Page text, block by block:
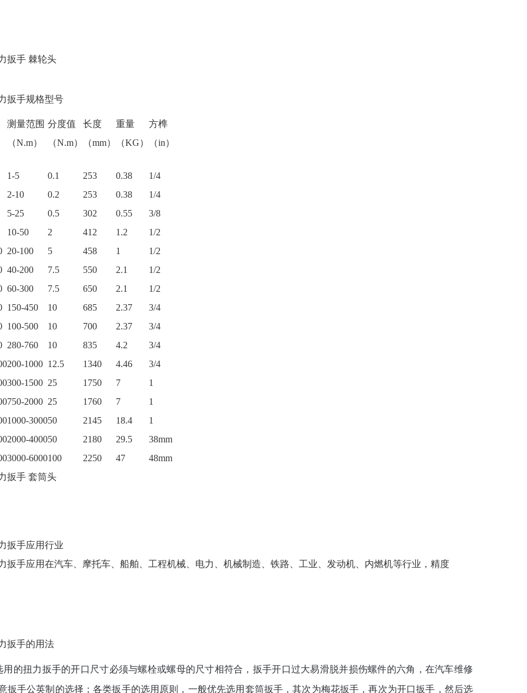
扳手 棘轮头
扳手规格型号
测量范围
（N.m）
分度值
（N.m）
长度
（mm）
重量
（KG）
方榫
（in）
1-5 0.1 253 0.38
1/4
2-10
0.2 253 0.38
1/4
5-25
0.5 302 0.55
3/8
10-50
2 412 1.2
1/2
20-100 5 458 1
1/2
40-200 7.5 550 2.1
1/2
60-300 7.5 650 2.1
1/2
150-450 10 685 2.37
3/4
100-500 10 700 2.37
3/4
280-760 10 835 4.2
3/4
200-1000 12.5 1340 4.46
3/4
300-1500 25 1750 7
1
750-2000 25 1760 7
1
1000-300050 2145 18.4
1
2000-400050 2180 29.5
38mm
3000-6000100 2250 47
48mm
扳手 套筒头
扳手应用行业
扳手应用在汽车、摩托车、船舶、工程机械、电力、机械制造、铁路、工业、发动机、内燃机等行业，精度
扳手的用法
用的扭力扳手的开口尺寸必须与螺栓或螺母的尺寸相符合，扳手开口过大易滑脱并损伤螺件的六角，在汽车维修
扳手公英制的选择；各类扳手的选用原则，一般优先选用套筒扳手，其次为梅花扳手，再次为开口扳手，然后选